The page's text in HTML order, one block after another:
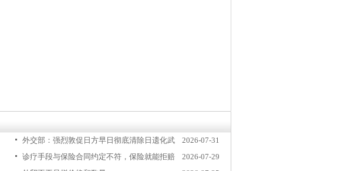
2026-07-31
外交部：强烈敦促日方早日彻底清除日遗化武
毒害
2026-07-29
诊疗手段与保险合同约定不符，保险就能拒赔